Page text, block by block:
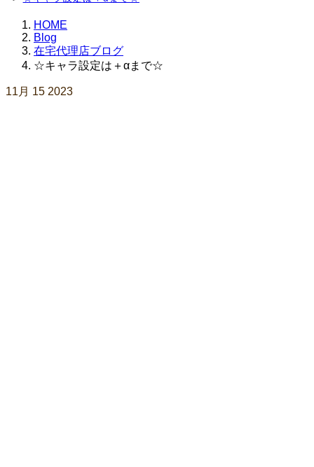
HOME
Blog
在宅代理店ブログ
☆キャラ設定は＋αまで☆
11月 15 2023